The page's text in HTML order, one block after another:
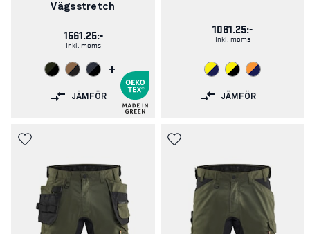
Vägsstretch
1561.25:-
Inkl. moms
+
JÄMFÖR
1061.25:-
Inkl. moms
JÄMFÖR